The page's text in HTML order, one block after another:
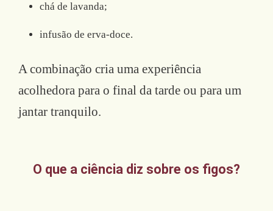
chá de lavanda;
infusão de erva-doce.
A combinação cria uma experiência
acolhedora para o final da tarde ou para um
jantar tranquilo.
O que a ciência diz sobre os figos?